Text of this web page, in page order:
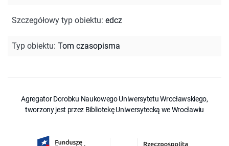
Szczegółowy typ obiektu: edcz
Typ obiektu: Tom czasopisma
Agregator Dorobku Naukowego Uniwersytetu Wrocławskiego,
tworzony jest przez Bibliotekę Uniwersytecką we Wrocławiu